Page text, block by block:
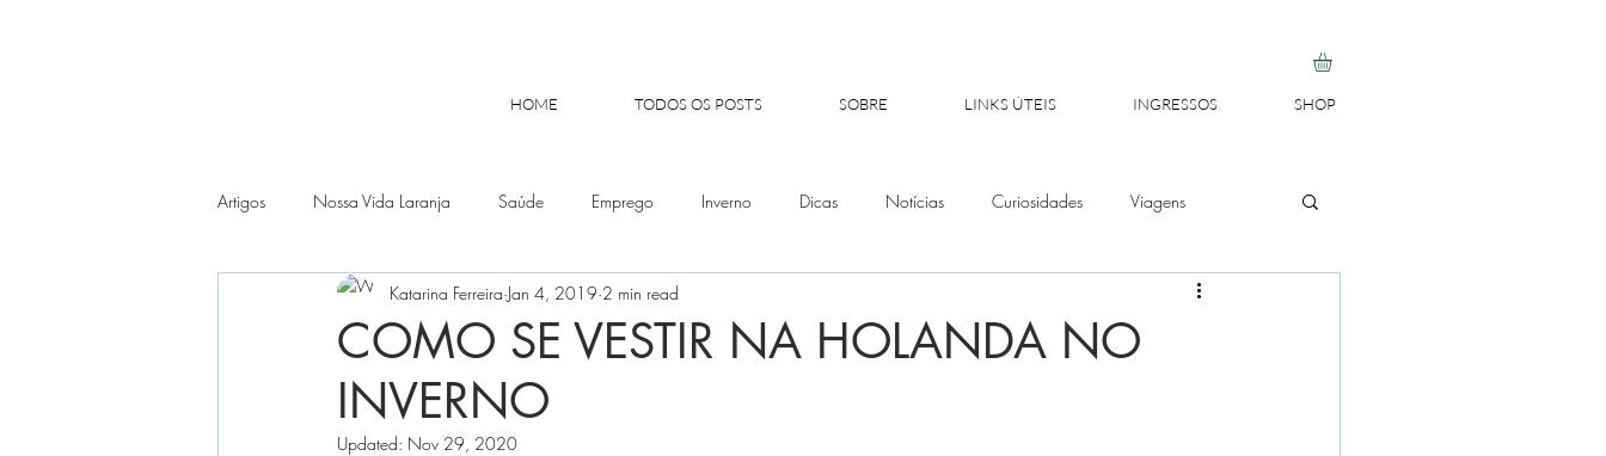
Artigos Nossa Vida Laranja Saúde Emprego Inverno Dicas Notícias Curiosidades Viagens
Hospedagens ATENAS Corona Mais lidas
COMO SE VESTIR NA HOLANDA NO
INVERNO
Katarina Ferreira Jan 4, 2019 2 min read
Updated: Nov 29, 2020
HOME TODOS OS POSTS SOBRE LINKS ÚTEIS INGRESSOS SHOP